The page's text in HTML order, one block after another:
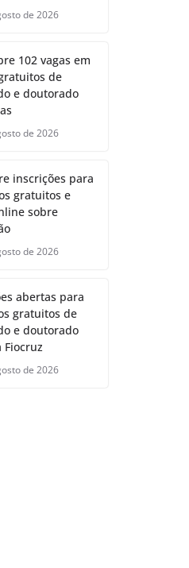
de 2026
102 vagas em
de
e doutorado
de 2026
inscrições para
gratuitos e
sobre
de 2026
abertas para
gratuitos de
e doutorado
Fiocruz
de 2026